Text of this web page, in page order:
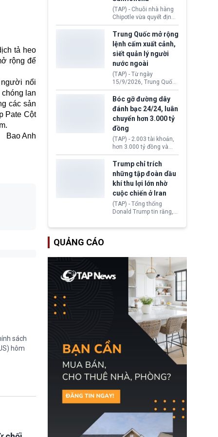
tả heo
rộng để
người nổi
lan
các sản
Pate Cột
Bao Anh
sách
hôm
thống Donald Trump tới
thăm địa điểm này.
(TAP) - Chuỗi nhà hàng
Chipotle vừa quyết định
loại bỏ tất cả ớt jalapeño
khỏi những cửa hàng
trên toàn lãnh thổ Hoa
Kỳ. Nguyên nhân do cơ
quan y tế nghi ngờ
nguyên liệu liên quan
đến ổ dịch Salmonella
khiến ít nhất 110 người
mắc bệnh tại bang
Minnesota.
Trung Quốc mở rộng
lệnh cấm xuất cảnh,
siết quản lý người
nước ngoài
(TAP) - Từ ngày
15/9/2026, Trung Quốc
áp dụng quy định mới về
quản lý xuất nhập cảnh.
Một hành vi vi phạm giấy
tờ, xuất nhập cảnh trái
phép hay liên quan kiểm
soát công nghệ có thể
khiến công dân Trung
Quốc đối mặt lệnh cấm
xuất cảnh kéo dài tới 3
năm. Trong khi đó, người
nước ngoài sử dụng giấy
tờ giả có nguy cơ bị từ
chối nhập cảnh hoặc
cấm vào Trung Quốc tới
5 năm.
Bóc gỡ đường dây
đánh bạc 24/24, luân
chuyển hơn 3.000 tỷ
đồng
(TAP) - 2.003 tài khoản,
hơn 3.000 tỷ đồng và
một đường dây đánh
bạc xuyên quốc gia vận
hành 24/24 giờ vừa bị
Công an TP. Hải Phòng
(Việt Nam) bóc gỡ.
Trump chỉ trích
những tập đoàn dầu
khí thu lợi lớn nhờ
cuộc chiến ở Iran
(TAP) - Tổng thống
Donald Trump tin rằng, 2
ExxonMobil và Chevron
Kỳ xảy ra xung đột ở
Iran. Trên cơ sở đó, lãnh
đạo Nhà Trắng kêu gọi
các doanh nghiệp cần
giảm giá bán cho người
tiêu dùng.
QUẢNG CÁO